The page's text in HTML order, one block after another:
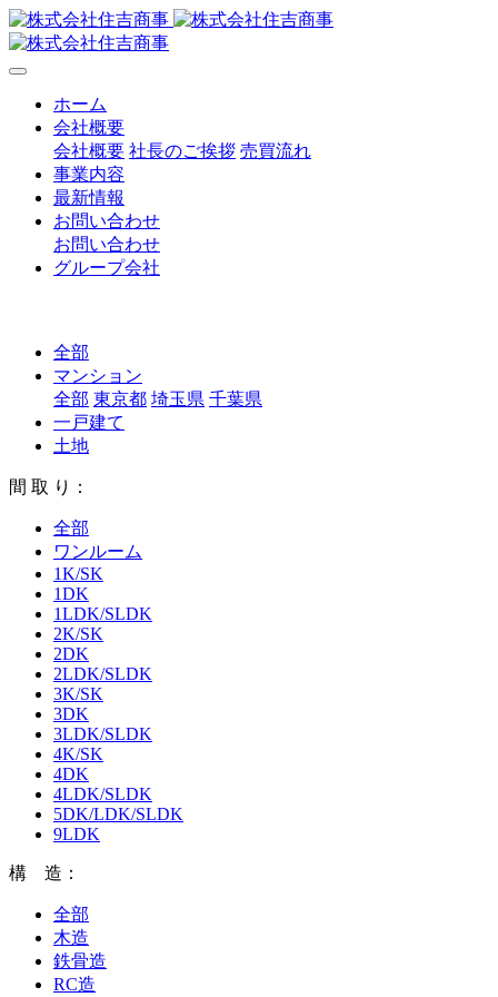
ホーム
会社概要
会社概要 社長のご挨拶 売買流れ
事業内容
最新情報
お問い合わせ
お問い合わせ
グループ会社
全部
マンション
全部 東京都 埼玉県 千葉県
一戸建て
土地
間 取 り：
全部
ワンルーム
1K/SK
1DK
1LDK/SLDK
2K/SK
2DK
2LDK/SLDK
3K/SK
3DK
3LDK/SLDK
4K/SK
4DK
4LDK/SLDK
5DK/LDK/SLDK
9LDK
構 造：
全部
木造
鉄骨造
RC造